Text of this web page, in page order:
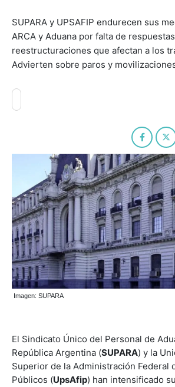
SUPARA y UPSAFIP endurecen sus
ARCA y Aduana por falta de
reestructuraciones que afectan a los
Advierten sobre paros y
Imagen: SUPARA
El Sindicato Único del Personal de
República Argentina (SUPARA) y la
Superior de la Administración Federal
Públicos (UpsAfip) han intensificado